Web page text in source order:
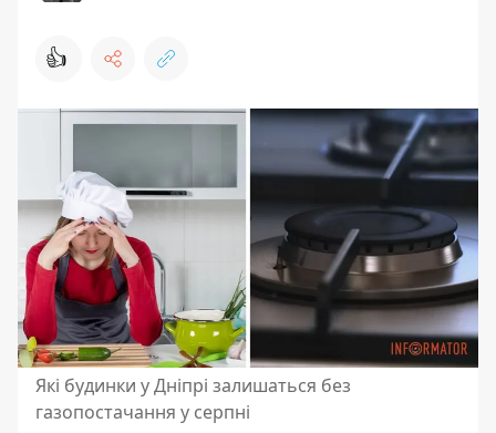
👍
Які будинки у Дніпрі залишаться без
газопостачання у серпні